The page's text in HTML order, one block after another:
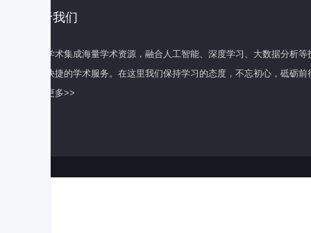
关于我们
百度学术集成海量学术资源，融合人工智能、深度学习、大数据分析
全面快捷的学术服务。在这里我们保持学习的态度，不忘初心，砥砺前
了解更多>>